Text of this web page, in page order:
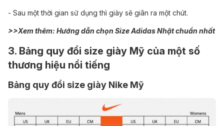
- Sau một thời gian sử dụng thì giày sẽ giãn ra một chút.
>>Xem thêm: Hướng dẫn chọn Size Adidas Nhật chuẩn nhất
3. Bảng quy đổi size giày Mỹ của một số
thương hiệu nổi tiếng
Bảng quy đổi size giày Nike Mỹ